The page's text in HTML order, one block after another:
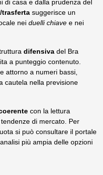
di casa e dalla prudenza del
trasferta suggerisce un
nei duelli chiave e nei
difensiva del Bra
a punteggio contenuto.
attorno a numeri bassi,
cautela nella previsione
con la lettura
di mercato. Per
si può consultare il portale
più ampia delle opzioni